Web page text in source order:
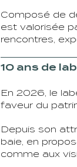
Composé de
est valorisée
rencontres,
10 ans de
En 2026, le
faveur du
Depuis son
baie, en
comme aux